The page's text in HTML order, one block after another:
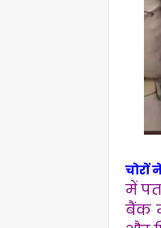
चोरों
में
बैंक